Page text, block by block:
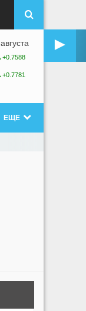
►
ЕЩЕ